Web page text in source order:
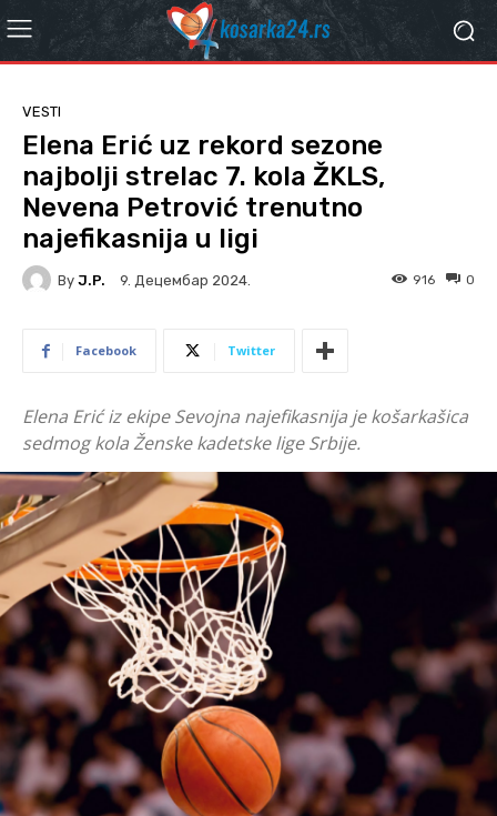
VESTI
Elena Erić uz rekord sezone
najbolji strelac 7. kola ŽKLS,
Nevena Petrović trenutno
najefikasnija u ligi
By J.P. 9. Децембар 2024. 0
916
Facebook Twitter
Elena Erić iz ekipe Sevojna najefikasnija je košarkašica
sedmog kola Ženske kadetske lige Srbije.